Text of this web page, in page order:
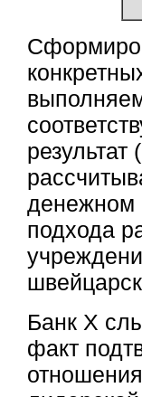
денежном
подхода
Банк Х
факт